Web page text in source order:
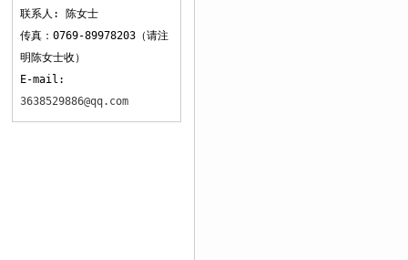
联系人: 陈女士
传真：0769-89978203（请注
明陈女士收）
E-mail:
3638529886@qq.com